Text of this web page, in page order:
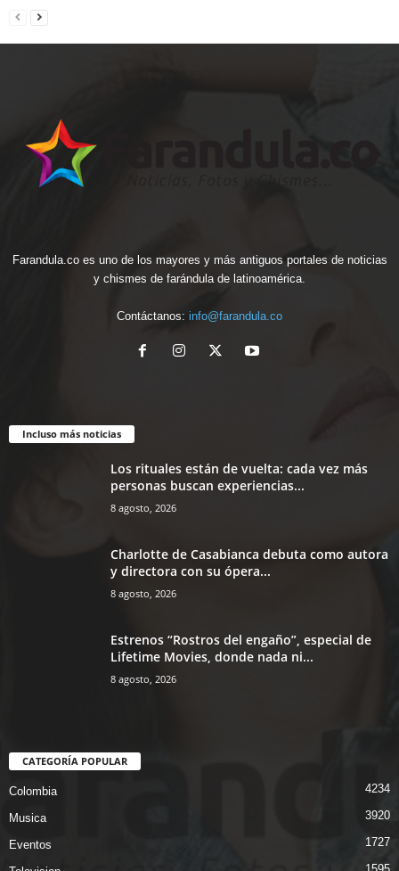
Farandula.co es uno de los mayores y más antiguos portales de noticias
y chismes de farándula de latinoamérica.
Contáctanos: info@farandula.co
Incluso más noticias
Los rituales están de vuelta: cada vez más
personas buscan experiencias...
8 agosto, 2026
Charlotte de Casabianca debuta como autora
y directora con su ópera...
8 agosto, 2026
Estrenos “Rostros del engaño”, especial de
Lifetime Movies, donde nada ni...
8 agosto, 2026
CATEGORÍA POPULAR
Colombia 4234
Musica 3920
Eventos 1727